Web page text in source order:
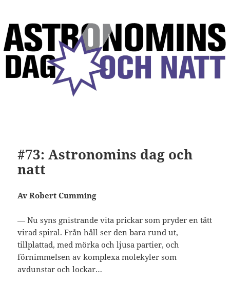
#73: Astronomins dag och
natt
Av Robert Cumming
— Nu syns gnistrande vita prickar som pryder en tätt
virad spiral. Från håll ser den bara rund ut,
tillplattad, med mörka och ljusa partier, och
förnimmelsen av komplexa molekyler som
avdunstar och lockar…